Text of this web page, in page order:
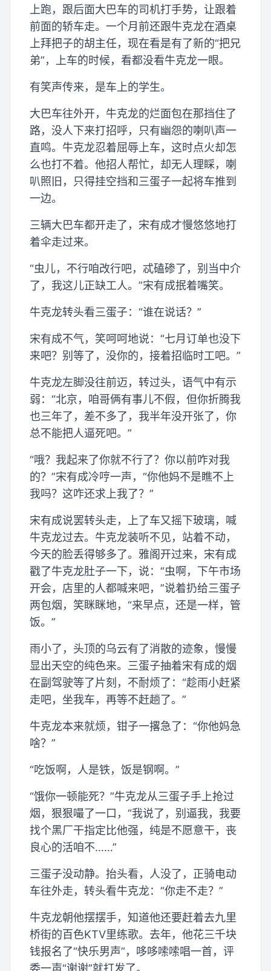
上跑，跟后面大巴车的司机打手势，让跟着
前面的轿车走。一个月前还跟牛克龙在酒桌
上拜把子的胡主任，现在看是有了新的“把兄
弟”，上车的时候，看都没看牛克龙一眼。
有笑声传来，是车上的学生。
大巴车往外开，牛克龙的烂面包在那挡住了
路，没人下来打招呼，只有幽怨的喇叭声一
直鸣。牛克龙忍着屈辱上车，这时点火却怎
么也打不着。他招人帮忙，却无人理睬，喇
叭照旧，只得挂空挡和三蛋子一起将车推到
一边。
三辆大巴车都开走了，宋有成才慢悠悠地打
着伞走过来。
“虫儿，不行咱改行吧，忒磕碜了，别当中介
了，我这儿正缺工人。”宋有成抿着嘴笑。
牛克龙转头看三蛋子：“谁在说话？”
宋有成不气，笑呵呵地说：“七月订单也没下
来吧？别等了，没你的，接着招临时工吧。”
牛克龙左脚没往前迈，转过头，语气中有示
弱：“北京，咱哥俩有事儿不假，但你折腾我
也三年了，差不多了，我半年没开张了，你
总不能把人逼死吧。”
“哦？我起来了你就不行了？你以前咋对我
的？”宋有成冷哼一声，“你他妈不是瞧不上
我吗？这咋还求上我了？”
宋有成说罢转头走，上了车又摇下玻璃，喊
牛克龙过去。牛克龙装听不见，站着不动，
今天的脸丢得够多了。雅阁开过来，宋有成
戳了牛克龙肚子一下，说：“虫啊，下午市场
开会，店里的人都喊来吧，”说着扔给三蛋子
两包烟，笑眯眯地，“来早点，还是一样，管
饭。”
雨小了，头顶的乌云有了消散的迹象，慢慢
显出天空的纯色来。三蛋子抽着宋有成的烟
在副驾驶等了片刻，不耐烦了：“趁雨小赶紧
走吧，坐我车，再等不赶趟了。”
牛克龙本来就烦，钳子一撂急了：“你他妈急
啥？”
“吃饭啊，人是铁，饭是钢啊。”
“饿你一顿能死？”牛克龙从三蛋子手上抢过
烟，狠狠嘬了一口，“我说了，别逼我，我要
找个黑厂干指定比他强，纯是不愿意干，丧
良心的活咱不……”
三蛋子没动静。抬头看，人没了，正骑电动
车往外走，转头看牛克龙：“你走不走？”
牛克龙朝他摆摆手，知道他还要赶着去九里
桥街的百色KTV里练歌。去年，他花三千块
钱报名了“快乐男声”，哆哆嗦嗦唱一首，评
委一声“谢谢”就打发了。